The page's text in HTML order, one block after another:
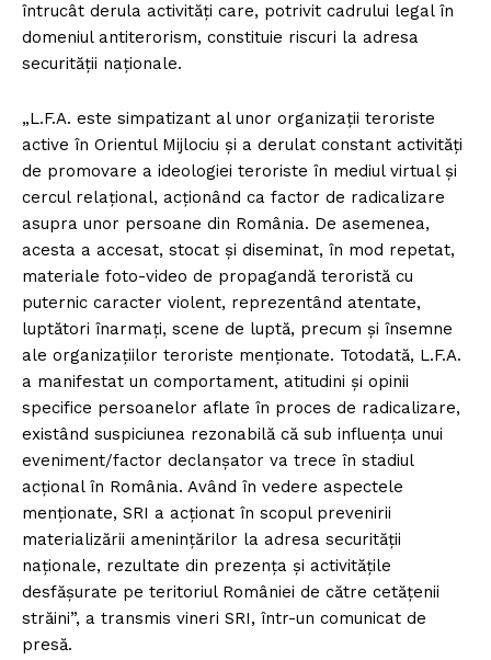
întrucât derula activități care, potrivit cadrului legal în
domeniul antiterorism, constituie riscuri la adresa
securității naționale.
„L.F.A. este simpatizant al unor organizații teroriste
active în Orientul Mijlociu și a derulat constant activități
de promovare a ideologiei teroriste în mediul virtual și
cercul relațional, acționând ca factor de radicalizare
asupra unor persoane din România. De asemenea,
acesta a accesat, stocat și diseminat, în mod repetat,
materiale foto-video de propagandă teroristă cu
puternic caracter violent, reprezentând atentate,
luptători înarmați, scene de luptă, precum și însemne
ale organizațiilor teroriste menționate. Totodată, L.F.A.
a manifestat un comportament, atitudini și opinii
specifice persoanelor aflate în proces de radicalizare,
existând suspiciunea rezonabilă că sub influența unui
eveniment/factor declanșator va trece în stadiul
acțional în România. Având în vedere aspectele
menționate, SRI a acționat în scopul prevenirii
materializării amenințărilor la adresa securității
naționale, rezultate din prezența și activitățile
desfășurate pe teritoriul României de către cetățenii
străini”, a transmis vineri SRI, într-un comunicat de
presă.